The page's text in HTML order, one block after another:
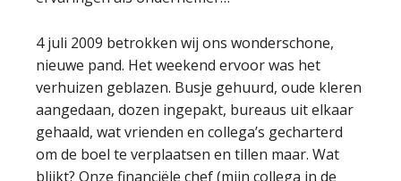
4 juli 2009 betrokken wij ons wonderschone,
nieuwe pand. Het weekend ervoor was het
verhuizen geblazen. Busje gehuurd, oude kleren
aangedaan, dozen ingepakt, bureaus uit elkaar
gehaald, wat vrienden en collega’s gecharterd
om de boel te verplaatsen en tillen maar. Wat
blijkt? Onze financiële chef (mijn collega in de